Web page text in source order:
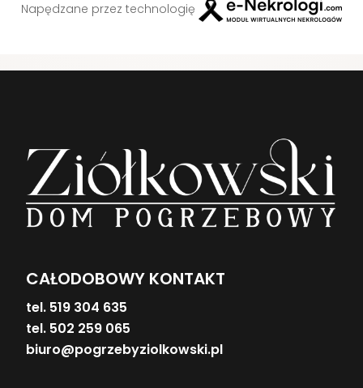
Napędzane przez technologię
CAŁODOBOWY KONTAKT
tel. 519 304 635
tel. 502 259 065
biuro@pogrzebyziolkowski.pl